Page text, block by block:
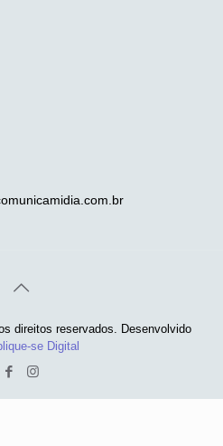
direitos reservados. Desenvolvido
se Digital